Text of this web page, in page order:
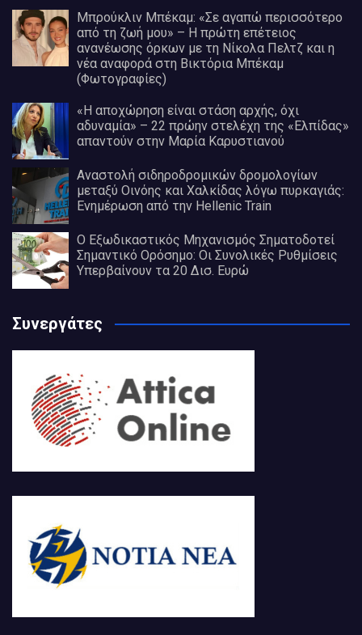
Μπρούκλιν Μπέκαμ: «Σε αγαπώ περισσότερο
από τη ζωή μου» – Η πρώτη επέτειος
ανανέωσης όρκων με τη Νίκολα Πελτζ και η
νέα αναφορά στη Βικτόρια Μπέκαμ
(Φωτογραφίες)
«Η αποχώρηση είναι στάση αρχής, όχι
αδυναμία» – 22 πρώην στελέχη της «Ελπίδας»
απαντούν στην Μαρία Καρυστιανού
Αναστολή σιδηροδρομικών δρομολογίων
μεταξύ Οινόης και Χαλκίδας λόγω πυρκαγιάς:
Ενημέρωση από την Hellenic Train
Ο Εξωδικαστικός Μηχανισμός Σηματοδοτεί
Σημαντικό Ορόσημο: Οι Συνολικές Ρυθμίσεις
Υπερβαίνουν τα 20 Δισ. Ευρώ
Συνεργάτες